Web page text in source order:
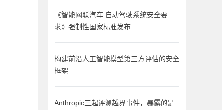
《智能网联汽车 自动驾驶系统安全要
求》强制性国家标准发布
构建前沿人工智能模型第三方评估的安全
框架
Anthropic三起评测越界事件，暴露的是